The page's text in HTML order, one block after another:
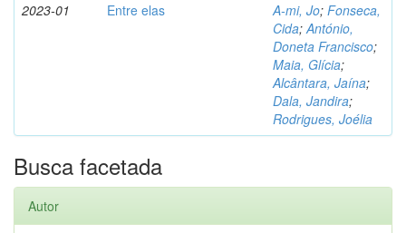
2023-01 Entre elas A-mi, Jo; Fonseca,
Cida;António,
Doneta Francisco;
Maia, Glícia;
Alcântara, Jaína;
Dala, Jandira;
Rodrigues, Joélia
Busca facetada
Autor